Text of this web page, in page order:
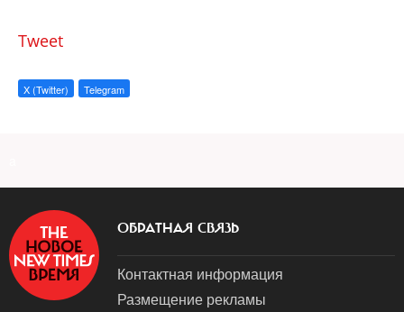
Tweet
X (Twitter) Telegram
ОБРАТНАЯ СВЯЗЬ
Контактная информация
Размещение рекламы